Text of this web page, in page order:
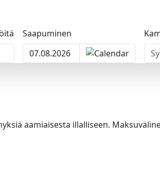
Saapuminen
aamiaisesta illalliseen.